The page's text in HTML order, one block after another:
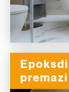
premazi